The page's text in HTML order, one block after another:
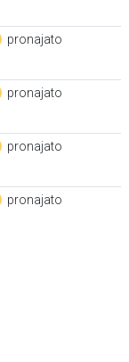
pronajato
pronajato
pronajato
pronajato